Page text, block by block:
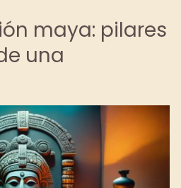
maya: pilares
una